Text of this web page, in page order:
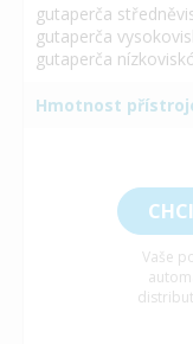
gutaperča
gutaperča
gutaperča
Hmotnost
Vaše